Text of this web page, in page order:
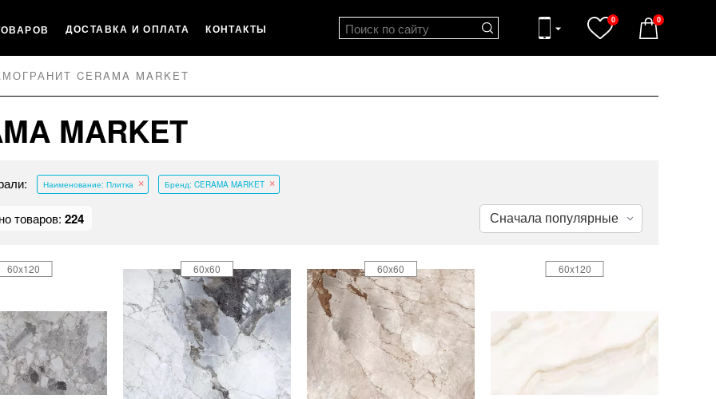
ДОСТАВКА И ОПЛАТА КОНТАКТЫ
0 0
CERAMA MARKET
MARKET
Наименование: Плитка Бренд: CERAMA MARKET
товаров: 224
60x120 60x60 60x60 60x120